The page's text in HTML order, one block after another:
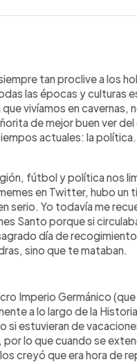
tan proclive a los
las épocas y culturas
vivíamos en cavernas,
de mejor buen ver
actuales: la política.
fútbol y política nos
en Twitter, hubo un
serio. Yo todavía me
Santo porque si
día de
sino que te mataban.
Imperio Germánico
a lo largo de la
estuvieran de
lo que cuando se
creyó que era hora de